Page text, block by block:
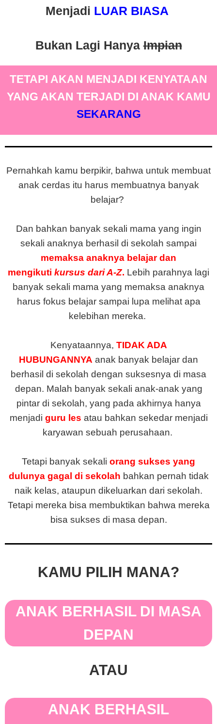
Menjadi LUAR BIASA
Bukan Lagi HanyaImpian
TETAPI AKAN MENJADI KENYATAAN
YANG AKAN TERJADI DI ANAK KAMU
SEKARANG
Pernahkah kamu berpikir, bahwa untuk membuat
anak cerdas itu harus membuatnya banyak
belajar?
Dan bahkan banyak sekali mama yang ingin
sekali anaknya berhasil di sekolah sampai
memaksa anaknya belajar dan
mengikuti kursus dari A-Z. Lebih parahnya lagi
banyak sekali mama yang memaksa anaknya
harus fokus belajar sampai lupa melihat apa
kelebihan mereka.
Kenyataannya, TIDAK ADA
HUBUNGANNYA anak banyak belajar dan
berhasil di sekolah dengan suksesnya di masa
depan. Malah banyak sekali anak-anak yang
pintar di sekolah, yang pada akhirnya hanya
menjadi guru les atau bahkan sekedar menjadi
karyawan sebuah perusahaan.
Tetapi banyak sekali orang sukses yang
dulunya gagal di sekolah bahkan pernah tidak
naik kelas, ataupun dikeluarkan dari sekolah.
Tetapi mereka bisa membuktikan bahwa mereka
bisa sukses di masa depan.
KAMU PILIH MANA?
ANAK BERHASIL
ATAU
ANAK BERHASIL DI MASA
DEPAN